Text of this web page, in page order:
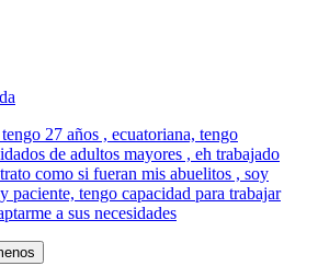
27 años , ecuatoriana, tengo
de adultos mayores , eh trabajado
como si fueran mis abuelitos , soy
paciente, tengo capacidad para trabajar
a sus necesidades